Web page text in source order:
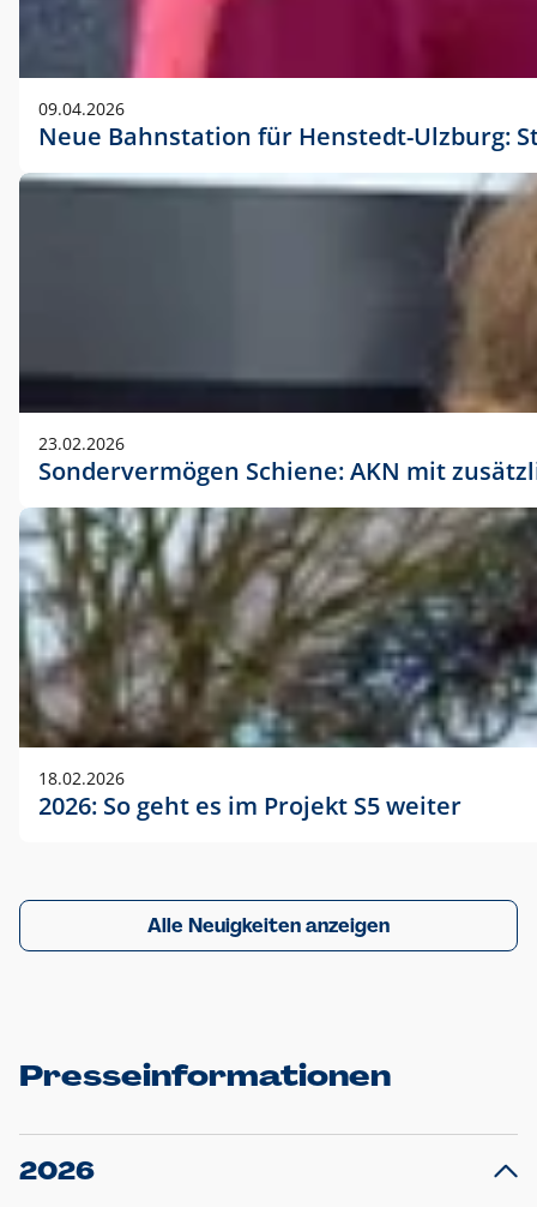
09.04.2026
Neue Bahnstation für Henstedt-Ulzburg:
23.02.2026
Sondervermögen Schiene: AKN mit
18.02.2026
2026: So geht es im Projekt S5 weiter
Alle Neuigkeiten anzeigen
Presseinformationen
2026